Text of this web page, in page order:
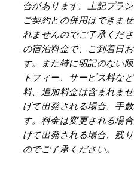
合があります。上記プラ
ご契約との併用はできま
れませんのでご了承くだ
の宿泊料金で、ご到着日
す。また特に明記のない
トフィー、サービス料な
料、追加料金は含まれま
げて出発される場合、手
す。料金は変更される場
げて出発される場合、残
のでご了承ください。